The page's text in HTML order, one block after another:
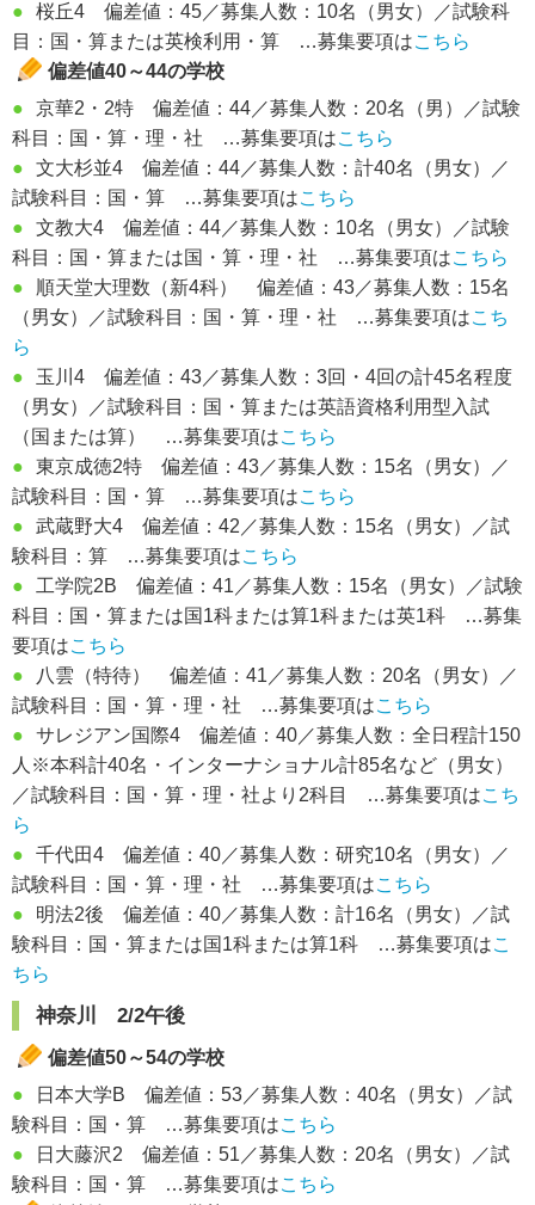
●
桜丘4 偏差値：45／募集人数：10名（男女）／試験科
目：国・算または英検利用・算 …募集要項はこちら
偏差値40～44の学校
●
京華2・2特 偏差値：44／募集人数：20名（男）／試験
科目：国・算・理・社 …募集要項はこちら
●
文大杉並4 偏差値：44／募集人数：計40名（男女）／
試験科目：国・算 …募集要項はこちら
●
文教大4 偏差値：44／募集人数：10名（男女）／試験
科目：国・算または国・算・理・社 …募集要項はこちら
●
順天堂大理数（新4科） 偏差値：43／募集人数：15名
（男女）／試験科目：国・算・理・社 …募集要項はこち
ら
●
玉川4 偏差値：43／募集人数：3回・4回の計45名程度
（男女）／試験科目：国・算または英語資格利用型入試
（国または算） …募集要項はこちら
●
東京成徳2特 偏差値：43／募集人数：15名（男女）／
試験科目：国・算 …募集要項はこちら
●
武蔵野大4 偏差値：42／募集人数：15名（男女）／試
験科目：算 …募集要項はこちら
●
工学院2B 偏差値：41／募集人数：15名（男女）／試験
科目：国・算または国1科または算1科または英1科 …募集
要項はこちら
●
八雲（特待） 偏差値：41／募集人数：20名（男女）／
試験科目：国・算・理・社 …募集要項はこちら
●
サレジアン国際4 偏差値：40／募集人数：全日程計150
人※本科計40名・インターナショナル計85名など（男女）
／試験科目：国・算・理・社より2科目 …募集要項はこち
ら
●
千代田4 偏差値：40／募集人数：研究10名（男女）／
試験科目：国・算・理・社 …募集要項はこちら
●
明法2後 偏差値：40／募集人数：計16名（男女）／試
験科目：国・算または国1科または算1科 …募集要項はこ
ちら
神奈川 2/2午後
偏差値50～54の学校
●
日本大学B 偏差値：53／募集人数：40名（男女）／試
験科目：国・算 …募集要項はこちら
●
日大藤沢2 偏差値：51／募集人数：20名（男女）／試
験科目：国・算 …募集要項はこちら